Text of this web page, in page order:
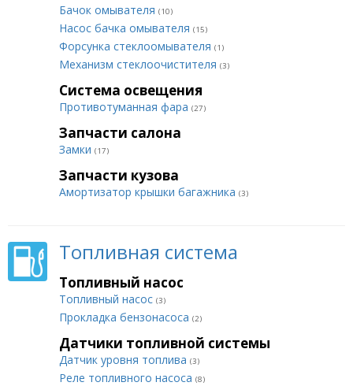
Бачок омывателя (10)
Насос бачка омывателя (15)
Форсунка стеклоомывателя (1)
Механизм стеклоочистителя (3)
Система освещения
Противотуманная фара (27)
Запчасти салона
Замки (17)
Запчасти кузова
Амортизатор крышки багажника (3)
Топливная система
Топливный насос
Топливный насос (3)
Прокладка бензонасоса (2)
Датчики топливной системы
Датчик уровня топлива (3)
Реле топливного насоса (8)